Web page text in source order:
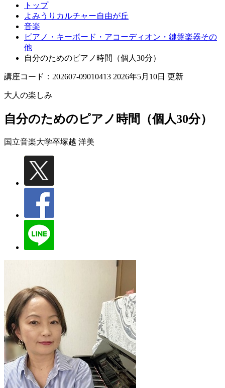
トップ
よみうりカルチャー自由が丘
音楽
ピアノ・キーボード・アコーディオン・鍵盤楽器その
他
自分のためのピアノ時間（個人30分）
講座コード：202607-09010413 2026年5月10日 更新
大人の楽しみ
自分のためのピアノ時間（個人30分）
国立音楽大学卒塚越 洋美